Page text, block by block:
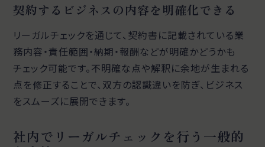
契約するビジネスの内容を明確化できる
リーガルチェックを通じて、契約書に記載されている業
務内容・責任範囲・納期・報酬などが明確かどうかも
チェック可能です。不明確な点や解釈に余地が生まれる
点を修正することで、双方の認識違いを防ぎ、ビジネス
をスムーズに展開できます。
社内でリーガルチェックを行う一般的